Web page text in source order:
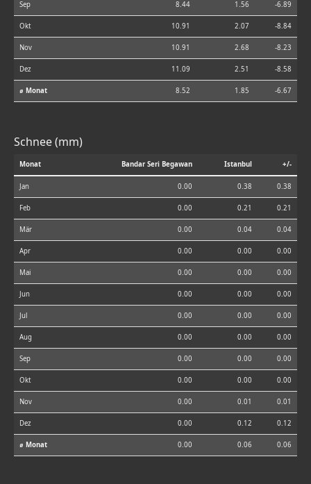
Sep 8.44 1.56 -6.89
Okt 10.91 2.07 -8.84
Nov 10.91 2.68 -8.23
Dez 11.09 2.51 -8.58
⌀ Monat 8.52 1.85 -6.67
Schnee (mm)
Monat Bandar Seri Begawan Istanbul +/-
Jan 0.00 0.38 0.38
Feb 0.00 0.21 0.21
Mär 0.00 0.04 0.04
Apr 0.00 0.00 0.00
Mai 0.00 0.00 0.00
Jun 0.00 0.00 0.00
Jul 0.00 0.00 0.00
Aug 0.00 0.00 0.00
Sep 0.00 0.00 0.00
Okt 0.00 0.00 0.00
Nov 0.00 0.01 0.01
Dez 0.00 0.12 0.12
⌀ Monat 0.00 0.06 0.06